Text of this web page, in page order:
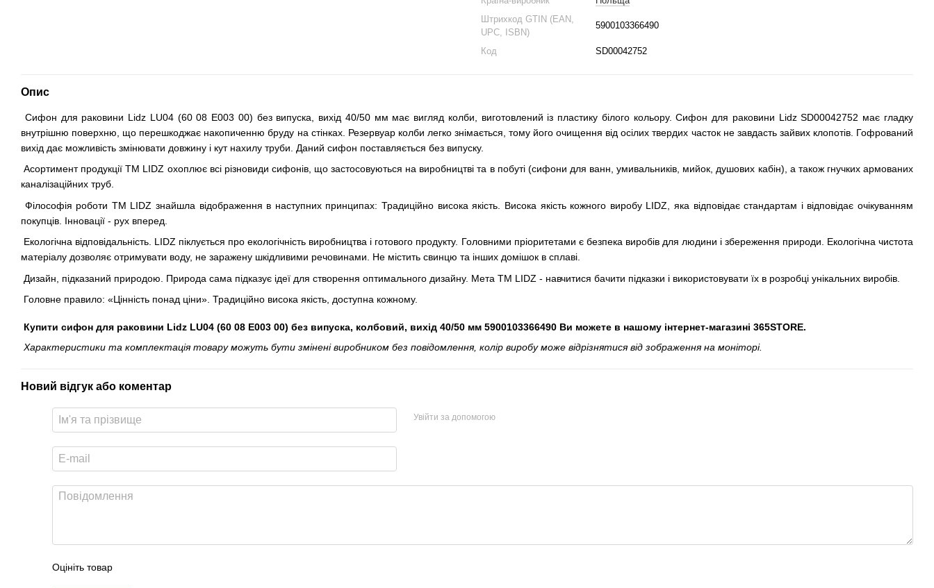
Штрихкод GTIN (EAN,
UPC, ISBN)
5900103366490
Код SD00042752
Опис
Сифон для раковини Lidz LU04 (60 08 E003 00) без випуска, вихід 40/50 мм має вигляд колби, виготовлений із пластику білого кольору. Сифон для раковини Lidz SD00042752 має гладку
внутрішню поверхню, що перешкоджає накопиченню бруду на стінках. Резервуар колби легко знімається, тому його очищення від осілих твердих часток не завдасть зайвих клопотів. Гофрований
вихід дає можливість змінювати довжину і кут нахилу труби. Даний сифон поставляється без випуску.
Асортимент продукції ТМ LIDZ охоплює всі різновиди сифонів, що застосовуються на виробництві та в побуті (сифони для ванн, умивальників, мийок, душових кабін), а також гнучких армованих
каналізаційних труб.
Філософія роботи ТМ LIDZ знайшла відображення в наступних принципах: Традиційно висока якість. Висока якість кожного виробу LIDZ, яка відповідає стандартам і відповідає очікуванням
покупців. Інновації - рух вперед.
Екологічна відповідальність. LIDZ піклується про екологічність виробництва і готового продукту. Головними пріоритетами є безпека виробів для людини і збереження природи. Екологічна чистота
матеріалу дозволяє отримувати воду, не заражену шкідливими речовинами. Не містить свинцю та інших домішок в сплаві.
Дизайн, підказаний природою. Природа сама підказує ідеї для створення оптимального дизайну. Мета ТМ LIDZ - навчитися бачити підказки і використовувати їх в розробці унікальних виробів.
Головне правило: «Цінність понад ціни». Традиційно висока якість, доступна кожному.
Купити сифон для раковини Lidz LU04 (60 08 E003 00) без випуска, колбовий, вихід 40/50 мм 5900103366490 Ви можете в нашому інтернет-магазині 365STORE.
Характеристики та комплектація товару можуть бути змінені виробником без повідомлення, колір виробу може відрізнятися від зображення на моніторі.
Новий відгук або коментар
Увійти за допомогою
Оцініть товар